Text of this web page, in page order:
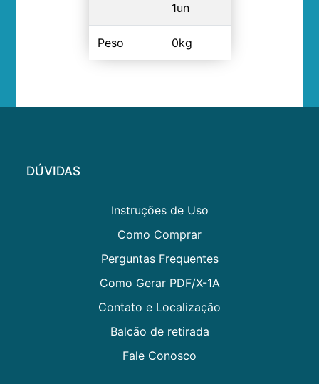
1un
Peso 0kg
DÚVIDAS
Instruções de Uso
Como Comprar
Perguntas Frequentes
Como Gerar PDF/X-1A
Contato e Localização
Balcão de retirada
Fale Conosco